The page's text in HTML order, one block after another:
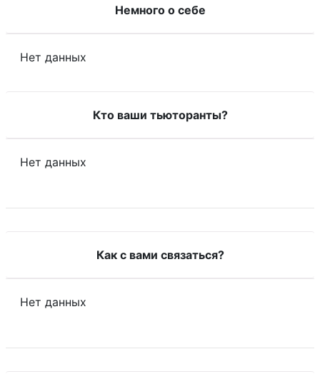
Немного о себе
Нет данных
Кто ваши тьюторанты?
Нет данных
Как с вами связаться?
Нет данных